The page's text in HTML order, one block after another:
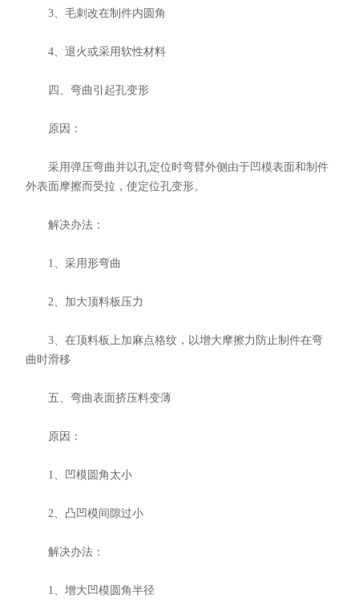
3、毛刺改在制件内圆角
4、退火或采用软性材料
四、弯曲引起孔变形
原因：
采用弹压弯曲并以孔定位时弯臂外侧由于凹模表面和制件
外表面摩擦而受拉，使定位孔变形。
解决办法：
1、采用形弯曲
2、加大顶料板压力
3、在顶料板上加麻点格纹，以增大摩擦力防止制件在弯
曲时滑移
五、弯曲表面挤压料变薄
原因：
1、凹模圆角太小
2、凸凹模间隙过小
解决办法：
1、增大凹模圆角半径